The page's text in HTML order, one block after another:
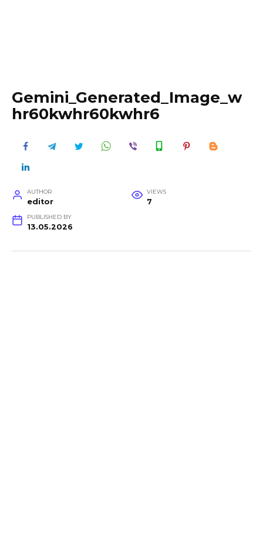
Gemini_Generated_Image_w
hr60kwhr60kwhr6
AUTHOR
editor
VIEWS
7
PUBLISHED BY
13.05.2026